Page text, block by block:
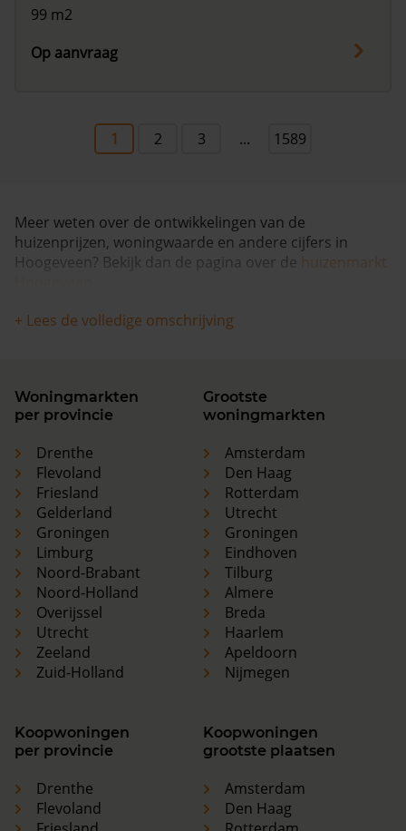
99 m2
Op aanvraag
1 2 3 ... 1589
Meer weten over de ontwikkelingen van de
huizenprijzen, woningwaarde en andere cijfers in
Hoogeveen? Bekijk dan de pagina over de huizenmarkt
+ Lees de volledige omschrijving
Woningmarkten
per provincie
Drenthe
Flevoland
Friesland
Gelderland
Groningen
Limburg
Noord-Brabant
Noord-Holland
Overijssel
Utrecht
Zeeland
Zuid-Holland
Grootste
woningmarkten
Amsterdam
Den Haag
Rotterdam
Utrecht
Groningen
Eindhoven
Tilburg
Almere
Breda
Haarlem
Apeldoorn
Nijmegen
Koopwoningen
per provincie
Drenthe
Flevoland
Koopwoningen
grootste plaatsen
Amsterdam
Den Haag